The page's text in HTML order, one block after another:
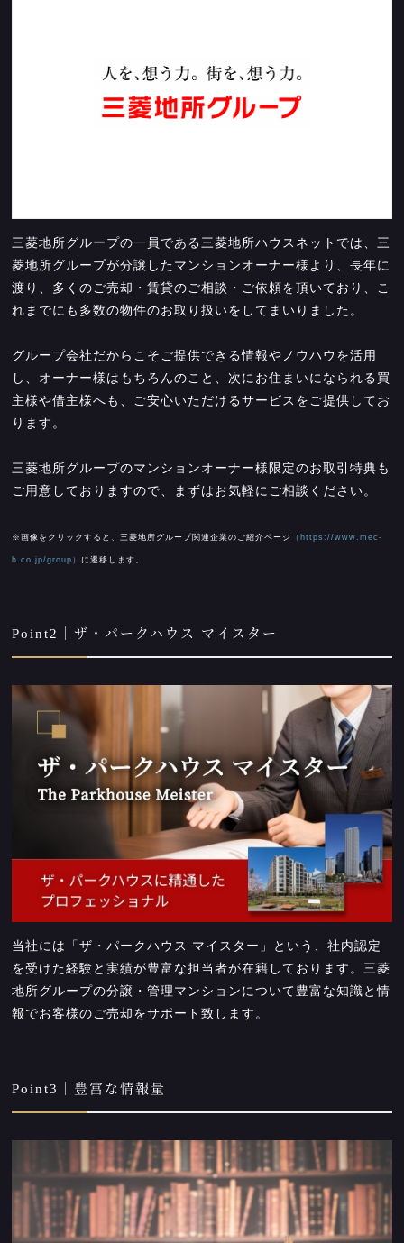
三菱地所グループの一員である三菱地所ハウスネットでは、三
菱地所グループが分譲したマンションオーナー様より、長年に
渡り、多くのご売却・賃貸のご相談・ご依頼を頂いており、こ
れまでにも多数の物件のお取り扱いをしてまいりました。
グループ会社だからこそご提供できる情報やノウハウを活用
し、オーナー様はもちろんのこと、次にお住まいになられる買
主様や借主様へも、ご安心いただけるサービスをご提供してお
ります。
三菱地所グループのマンションオーナー様限定のお取引特典も
ご用意しておりますので、まずはお気軽にご相談ください。
※画像をクリックすると、三菱地所グループ関連企業のご紹介ページ （https://www.mec-
h.co.jp/group） に遷移します。
Point2｜ザ・パークハウス マイスター
当社には「ザ・パークハウス マイスター」という、社内認定
を受けた経験と実績が豊富な担当者が在籍しております。三菱
地所グループの分譲・管理マンションについて豊富な知識と情
報でお客様のご売却をサポート致します。
Point3｜豊富な情報量